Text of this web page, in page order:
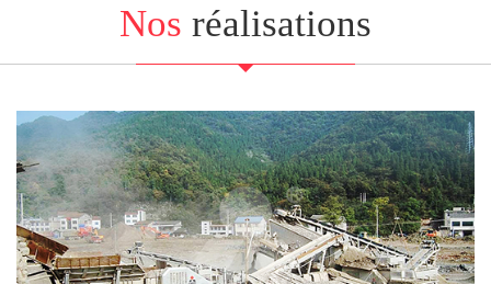
Nos réalisations